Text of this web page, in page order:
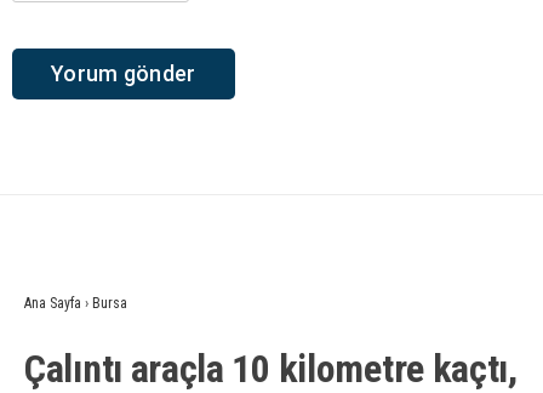
Ana Sayfa › Bursa
Çalıntı araçla 10 kilometre kaçtı,